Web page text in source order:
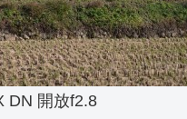
DN 開放f2.8